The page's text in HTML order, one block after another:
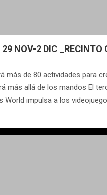
NOV-2 DIC _RECINTO
más de 80 actividades para
más allá de los mandos El
World impulsa a los